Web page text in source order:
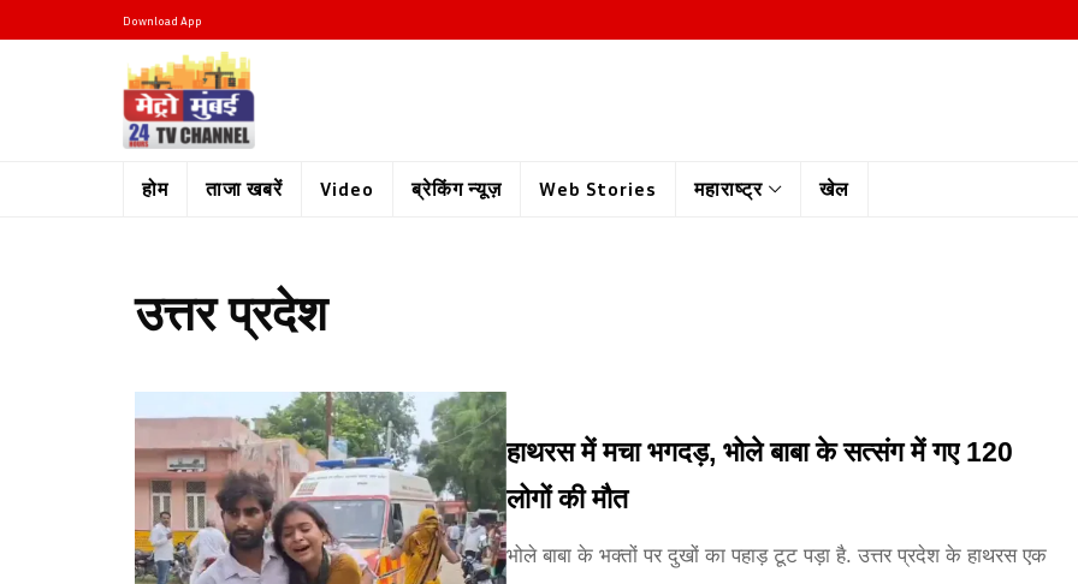
Download App
होम ताजा खबरें Video ब्रेकिंग न्यूज़ Web Stories महाराष्ट्र खेल
उत्तर प्रदेश
हाथरस में मचा भगदड़, भोले बाबा के सत्संग में गए 120
लोगों की मौत
भोले बाबा के भक्तों पर दुखों का पहाड़ टूट पड़ा है. उत्तर प्रदेश के हाथरस एक